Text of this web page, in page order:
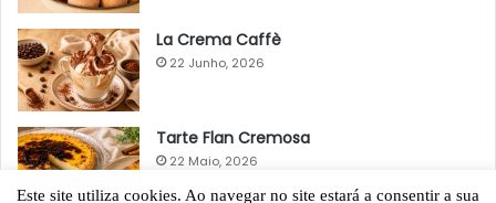
La Crema Caffè
22 Junho, 2026
Tarte Flan Cremosa
22 Maio, 2026
Este site utiliza cookies. Ao navegar no site estará a consentir a sua